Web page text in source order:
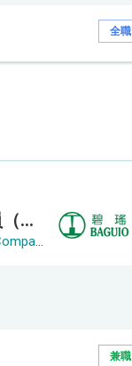
全職
兼職廚房早班清潔員（長沙灣）
Baguio Cleaning Services Company Limited
兼職